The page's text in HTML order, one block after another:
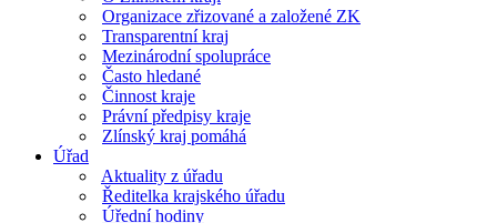
Organizace zřizované a založené ZK
Transparentní kraj
Mezinárodní spolupráce
Často hledané
Činnost kraje
Právní předpisy kraje
Zlínský kraj pomáhá
Úřad
Aktuality z úřadu
Ředitelka krajského úřadu
Úřední hodiny